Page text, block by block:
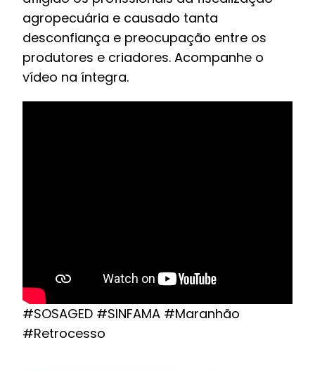
agropecuária e causado tanta
desconfiança e preocupação entre os
produtores e criadores. Acompanhe o
vídeo na íntegra.
#SOSAGED #SINFAMA #Maranhão
#Retrocesso